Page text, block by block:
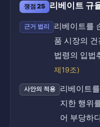
쟁점 25 리베이트 규
근거 법리
리베이트를
품 시장의
법령의 입법
제19조)
사안의 적용
리베이트
지한 행위
어 부당하